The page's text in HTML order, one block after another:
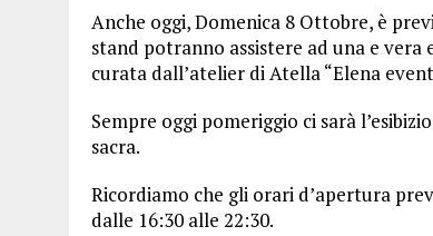
Anche oggi, Domenica 8 Ottobre, è
stand potranno assistere ad una e vera
curata dall’atelier di Atella “Elena
Sempre oggi pomeriggio ci sarà
sacra.
Ricordiamo che gli orari d’apertura
dalle 16:30 alle 22:30.